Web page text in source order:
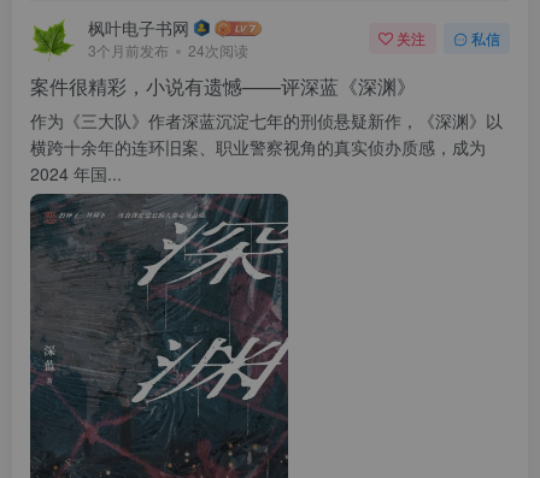
枫叶电子书网
3个月前发布 24次阅读
关注 私信
案件很精彩，小说有遗憾——评深蓝《深渊》
作为《三大队》作者深蓝沉淀七年的刑侦悬疑新作，《深渊》以
横跨十余年的连环旧案、职业警察视角的真实侦办质感，成为
2024 年国...